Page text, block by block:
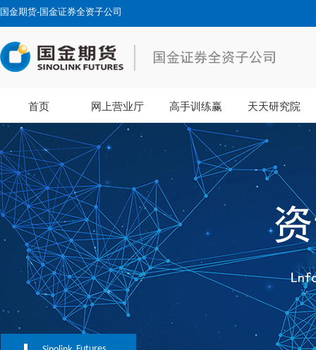
国金期货-国金证券全资子公司
首页 网上营业厅 高手训练赢 天天研究院